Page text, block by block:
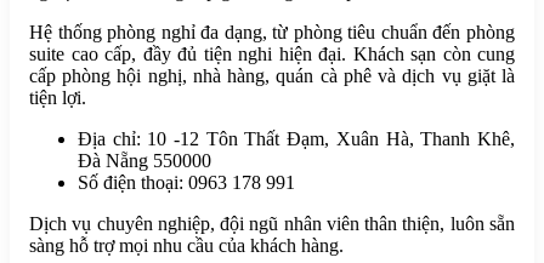
Hệ thống phòng nghỉ đa dạng, từ phòng tiêu chuẩn đến phòng
suite cao cấp, đầy đủ tiện nghi hiện đại. Khách sạn còn cung
cấp phòng hội nghị, nhà hàng, quán cà phê và dịch vụ giặt là
tiện lợi.
Địa chỉ: 10 -12 Tôn Thất Đạm, Xuân Hà, Thanh Khê,
Đà Nẵng 550000
Số điện thoại: 0963 178 991
Dịch vụ chuyên nghiệp, đội ngũ nhân viên thân thiện, luôn sẵn
sàng hỗ trợ mọi nhu cầu của khách hàng.